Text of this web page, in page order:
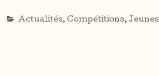
Actualités, Compétitions, Jeunes